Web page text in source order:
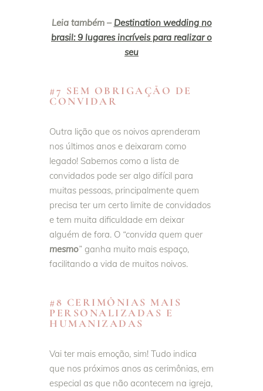
Leia também – Destination wedding no
brasil: 9 lugares incríveis para realizar o
seu
#7 SEM OBRIGAÇÃO DE
CONVIDAR
Outra lição que os noivos aprenderam
nos últimos anos e deixaram como
legado! Sabemos como a lista de
convidados pode ser algo difícil para
muitas pessoas, principalmente quem
precisa ter um certo limite de convidados
e tem muita dificuldade em deixar
alguém de fora. O “convida quem quer
mesmo” ganha muito mais espaço,
facilitando a vida de muitos noivos.
#8 CERIMÔNIAS MAIS
PERSONALIZADAS E
HUMANIZADAS
Vai ter mais emoção, sim! Tudo indica
que nos próximos anos as cerimônias, em
especial as que não acontecem na igreja,